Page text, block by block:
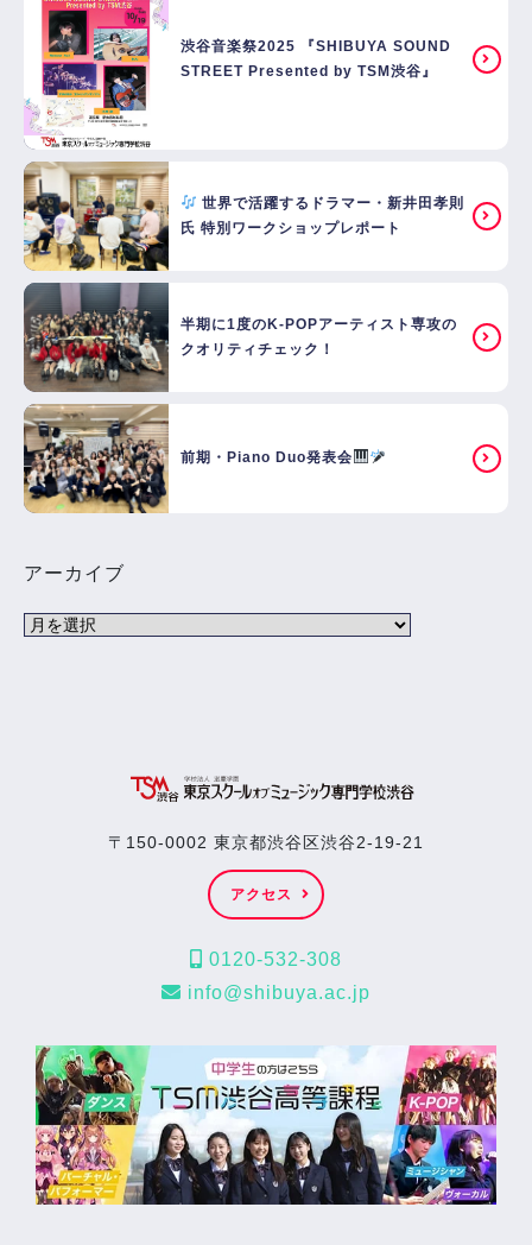
渋谷音楽祭2025 『SHIBUYA SOUND
STREET Presented by TSM渋谷』
世界で活躍するドラマー・新井田孝則
氏 特別ワークショップレポート
半期に1度のK-POPアーティスト専攻の
クオリティチェック！
前期・Piano Duo発表会
アーカイブ
〒150-0002 東京都渋谷区渋谷2-19-21
アクセス
0120-532-308
info@shibuya.ac.jp